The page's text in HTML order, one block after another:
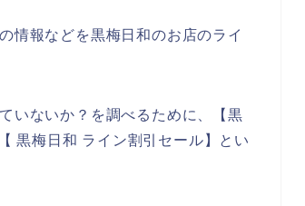
情報などを黒梅日和のお店のライ
いないか？を調べるために、【黒
黒梅日和 ライン割引セール】とい